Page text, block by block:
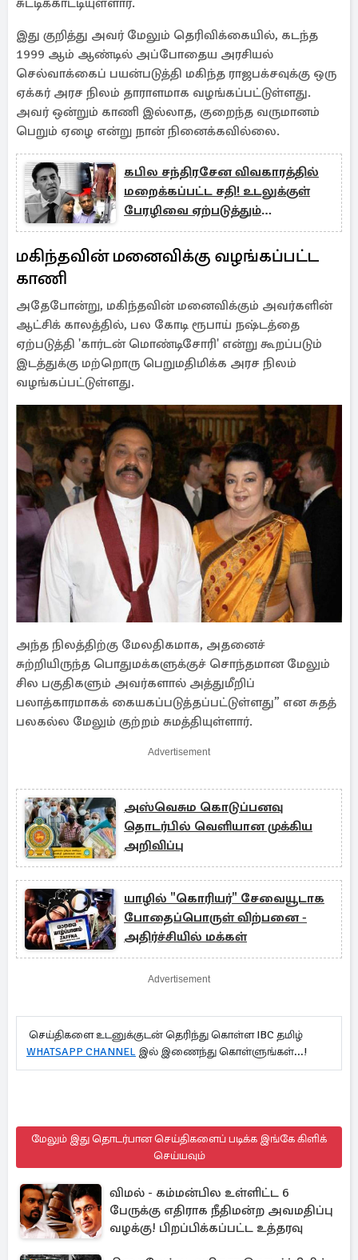
சுட்டிக்காட்டியுள்ளார்.
இது குறித்து அவர் மேலும் தெரிவிக்கையில், கடந்த
1999 ஆம் ஆண்டில் அப்போதைய அரசியல்
செல்வாக்கைப் பயன்படுத்தி மகிந்த ராஜபக்சவுக்கு ஒரு
ஏக்கர் அரச நிலம் தாராளமாக வழங்கப்பட்டுள்ளது.
அவர் ஒன்றும் காணி இல்லாத, குறைந்த வருமானம்
பெறும் ஏழை என்று நான் நினைக்கவில்லை.
கபில சந்திரசேன விவகாரத்தில்
மறைக்கப்பட்ட சதி! உடலுக்குள்
பேரழிவை ஏற்படுத்தும்
இரசாயனம்
மகிந்தவின் மனைவிக்கு வழங்கப்பட்ட
காணி
அதேபோன்று, மகிந்தவின் மனைவிக்கும் அவர்களின்
ஆட்சிக் காலத்தில், பல கோடி ரூபாய் நஷ்டத்தை
ஏற்படுத்தி 'கார்டன் மொண்டிசோரி' என்று கூறப்படும்
இடத்துக்கு மற்றொரு பெறுமதிமிக்க அரச நிலம்
வழங்கப்பட்டுள்ளது.
அந்த நிலத்திற்கு மேலதிகமாக, அதனைச்
சுற்றியிருந்த பொதுமக்களுக்குச் சொந்தமான மேலும்
சில பகுதிகளும் அவர்களால் அத்துமீறிப்
பலாத்காரமாகக் கையகப்படுத்தப்பட்டுள்ளது” என சுதத்
பலகல்ல மேலும் குற்றம் சுமத்தியுள்ளார்.
Advertisement
அஸ்வெசும கொடுப்பனவு
தொடர்பில் வெளியான முக்கிய
அறிவிப்பு
யாழில் "கொரியர்" சேவையூடாக
போதைப்பொருள் விற்பனை -
அதிர்ச்சியில் மக்கள்
Advertisement
செய்திகளை உடனுக்குடன் தெரிந்து கொள்ள IBC தமிழ்
WHATSAPP CHANNEL இல் இணைந்து கொள்ளுங்கள்...!
மேலும் இது தொடர்பான செய்திகளைப் படிக்க இங்கே கிளிக்
செய்யவும்
விமல் - கம்மன்பில உள்ளிட்ட 6
பேருக்கு எதிராக நீதிமன்ற அவமதிப்பு
வழக்கு! பிறப்பிக்கப்பட்ட உத்தரவு